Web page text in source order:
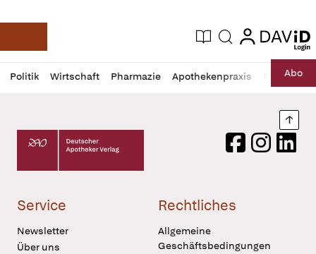
Deutsche Apotheker Zeitung
Aktuelle Ausgabe
Suche login
login
Politik Wirtschaft Pharmazie Apothekenpraxis RechtAbo
Profil
öffnen
Daz
Pur
Deutscher Apotheker Verlag Logo
FacebookInstagram
Service
Newsletter
Über uns
Rechtliches
Allgemeine
Geschäftsbedingungen